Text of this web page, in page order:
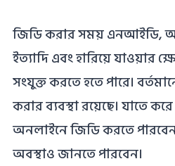
জিডি করার সময় এনআইডি,
ইত্যাদি এবং হারিয়ে যাওয়ার
সংযুক্ত করতে হতে পারে।
করার ব্যবস্থা রয়েছে। যাতে
অনলাইনে জিডি করতে
অবস্থাও জানতে পারবেন।